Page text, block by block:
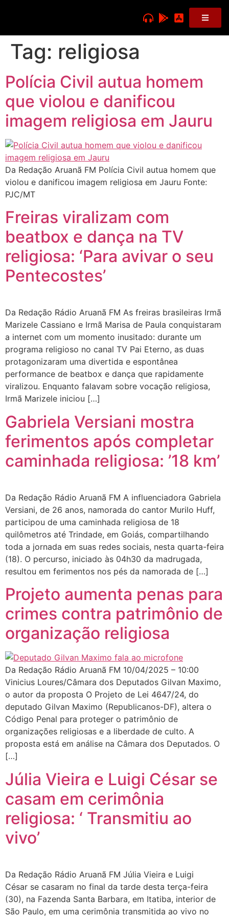
Tag: religiosa
Polícia Civil autua homem
que violou e danificou
imagem religiosa em Jauru
Da Redação Aruanã FM Polícia Civil autua homem que
violou e danificou imagem religiosa em Jauru Fonte:
PJC/MT
Freiras viralizam com
beatbox e dança na TV
religiosa: ‘Para avivar o seu
Pentecostes’
Da Redação Rádio Aruanã FM As freiras brasileiras Irmã
Marizele Cassiano e Irmã Marisa de Paula conquistaram
a internet com um momento inusitado: durante um
programa religioso no canal TV Pai Eterno, as duas
protagonizaram uma divertida e espontânea
performance de beatbox e dança que rapidamente
viralizou. Enquanto falavam sobre vocação religiosa,
Irmã Marizele iniciou […]
Gabriela Versiani mostra
ferimentos após completar
caminhada religiosa: ’18 km’
Da Redação Rádio Aruanã FM A influenciadora Gabriela
Versiani, de 26 anos, namorada do cantor Murilo Huff,
participou de uma caminhada religiosa de 18
quilômetros até Trindade, em Goiás, compartilhando
toda a jornada em suas redes sociais, nesta quarta-feira
(18). O percurso, iniciado às 04h30 da madrugada,
resultou em ferimentos nos pés da namorada de […]
Projeto aumenta penas para
crimes contra patrimônio de
organização religiosa
Da Redação Rádio Aruanã FM 10/04/2025 – 10:00
Vinicius Loures/Câmara dos Deputados Gilvan Maximo,
o autor da proposta O Projeto de Lei 4647/24, do
deputado Gilvan Maximo (Republicanos-DF), altera o
Código Penal para proteger o patrimônio de
organizações religiosas e a liberdade de culto. A
proposta está em análise na Câmara dos Deputados. O
[…]
Júlia Vieira e Luigi César se
casam em cerimônia
religiosa: ‘ Transmitiu ao
vivo’
Da Redação Rádio Aruanã FM Júlia Vieira e Luigi
César se casaram no final da tarde desta terça-feira
(30), na Fazenda Santa Barbara, em Itatiba, interior de
São Paulo, em uma cerimônia transmitida ao vivo no